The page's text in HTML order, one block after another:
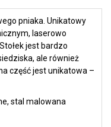
pniaka. Unikatowy
laserowo
jest bardzo
ale również
część jest unikatowa –
stal malowana